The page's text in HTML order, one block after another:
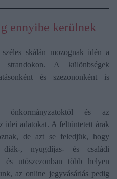
ennyibe kerülnek
skálán mozognak idén a
A különbségek
és szezononként is
önkormányzatoktól és az
idei adatokat. A feltüntetett árak
de azt se feledjük, hogy
diák-, nyugdíjas- és családi
utószezonban több helyen
az online jegyvásárlás pedig